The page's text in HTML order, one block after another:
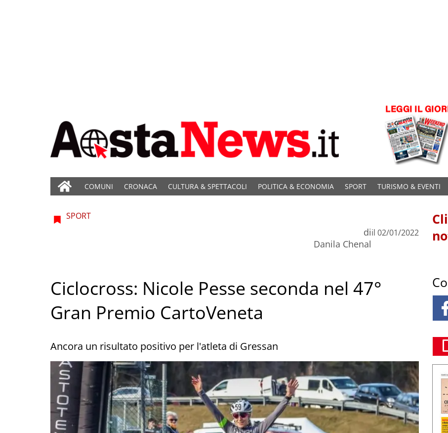
COMUNI CRONACA CULTURA & SPETTACOLI POLITICA & ECONOMIA SPORT TURISMO & EVENTI
SPORT
di
Danila Chenal
il 02/01/2022
Ciclocross: Nicole Pesse seconda nel 47°
Gran Premio CartoVeneta
Ancora un risultato positivo per l'atleta di Gressan